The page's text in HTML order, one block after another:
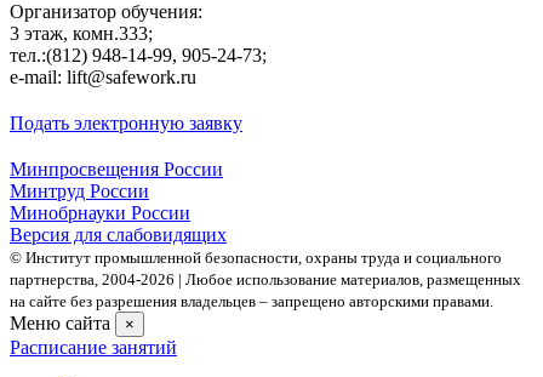
Организатор обучения:
3 этаж, комн.333;
тел.:(812) 948-14-99, 905-24-73;
e-mail: lift@safework.ru
Подать электронную заявку
Минпросвещения России
Минтруд России
Минобрнауки России
Версия для слабовидящих
© Институт промышленной безопасности, охраны труда и социального
партнерства, 2004- 2026 | Любое использование материалов, размещенных
на сайте без разрешения владельцев – запрещено авторскими правами.
Меню сайта ×
Расписание занятий